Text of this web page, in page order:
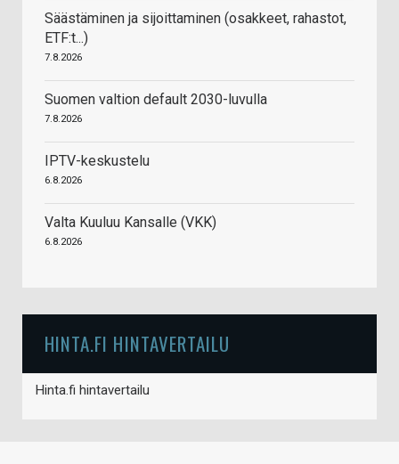
Säästäminen ja sijoittaminen (osakkeet, rahastot,
ETF:t...)
7.8.2026
Suomen valtion default 2030-luvulla
7.8.2026
IPTV-keskustelu
6.8.2026
Valta Kuuluu Kansalle (VKK)
6.8.2026
HINTA.FI HINTAVERTAILU
Hinta.fi hintavertailu